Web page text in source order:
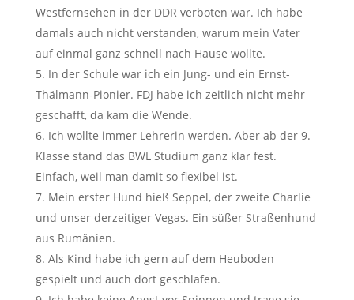
Westfernsehen in der DDR verboten war. Ich habe
damals auch nicht verstanden, warum mein Vater
auf einmal ganz schnell nach Hause wollte.
In der Schule war ich ein Jung- und ein Ernst-
Thälmann-Pionier. FDJ habe ich zeitlich nicht mehr
geschafft, da kam die Wende.
Ich wollte immer Lehrerin werden. Aber ab der 9.
Klasse stand das BWL Studium ganz klar fest.
Einfach, weil man damit so flexibel ist.
Mein erster Hund hieß Seppel, der zweite Charlie
und unser derzeitiger Vegas. Ein süßer Straßenhund
aus Rumänien.
Als Kind habe ich gern auf dem Heuboden
gespielt und auch dort geschlafen.